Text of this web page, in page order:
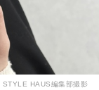
STYLE HAUS編集部撮影